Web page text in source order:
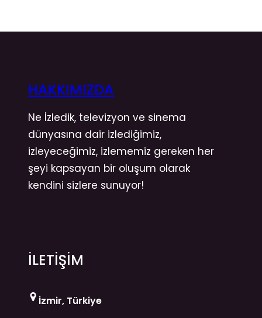
HAKKIMIZDA
Ne İzledik, televizyon ve sinema
dünyasına dair izlediğimiz,
izleyeceğimiz, izlememiz gereken her
şeyi kapsayan bir oluşum olarak
kendini sizlere sunuyor!
İLETİŞİM
İzmir, Türkiye